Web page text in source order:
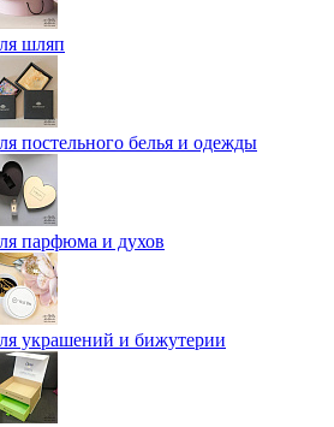
шляп
постельного белья и одежды
парфюма и духов
украшений и бижутерии